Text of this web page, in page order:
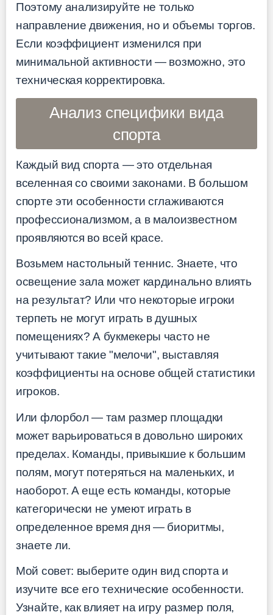
Поэтому анализируйте не только
направление движения, но и объемы торгов.
Если коэффициент изменился при
минимальной активности — возможно, это
техническая корректировка.
Анализ специфики вида
спорта
Каждый вид спорта — это отдельная
вселенная со своими законами. В большом
спорте эти особенности сглаживаются
профессионализмом, а в малоизвестном
проявляются во всей красе.
Возьмем настольный теннис. Знаете, что
освещение зала может кардинально влиять
на результат? Или что некоторые игроки
терпеть не могут играть в душных
помещениях? А букмекеры часто не
учитывают такие "мелочи", выставляя
коэффициенты на основе общей статистики
игроков.
Или флорбол — там размер площадки
может варьироваться в довольно широких
пределах. Команды, привыкшие к большим
полям, могут потеряться на маленьких, и
наоборот. А еще есть команды, которые
категорически не умеют играть в
определенное время дня — биоритмы,
знаете ли.
Мой совет: выберите один вид спорта и
изучите все его технические особенности.
Узнайте, как влияет на игру размер поля,